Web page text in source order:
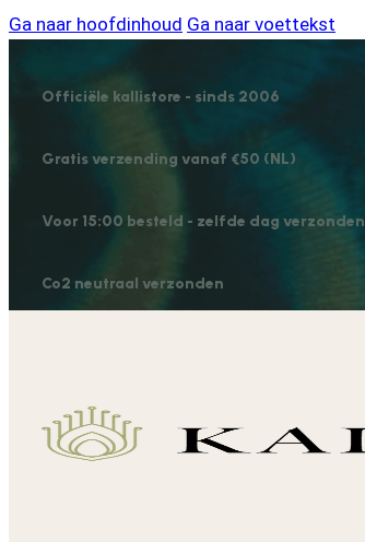
Ga naar hoofdinhoud Ga naar voettekst
Officiële kallistore - sinds 2006
Gratis verzending vanaf €50 (NL)
Voor 15:00 besteld - zelfde dag verzonden
Co2 neutraal verzonden